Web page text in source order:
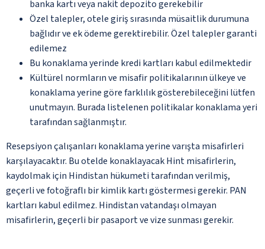
banka kartı veya nakit depozito gerekebilir
Özel talepler, otele giriş sırasında müsaitlik durumuna
bağlıdır ve ek ödeme gerektirebilir. Özel talepler garanti
edilemez
Bu konaklama yerinde kredi kartları kabul edilmektedir
Kültürel normların ve misafir politikalarının ülkeye ve
konaklama yerine göre farklılık gösterebileceğini lütfen
unutmayın. Burada listelenen politikalar konaklama yeri
tarafından sağlanmıştır.
Resepsiyon çalışanları konaklama yerine varışta misafirleri
karşılayacaktır. Bu otelde konaklayacak Hint misafirlerin,
kaydolmak için Hindistan hükumeti tarafından verilmiş,
geçerli ve fotoğraflı bir kimlik kartı göstermesi gerekir. PAN
kartları kabul edilmez. Hindistan vatandaşı olmayan
misafirlerin, geçerli bir pasaport ve vize sunması gerekir.